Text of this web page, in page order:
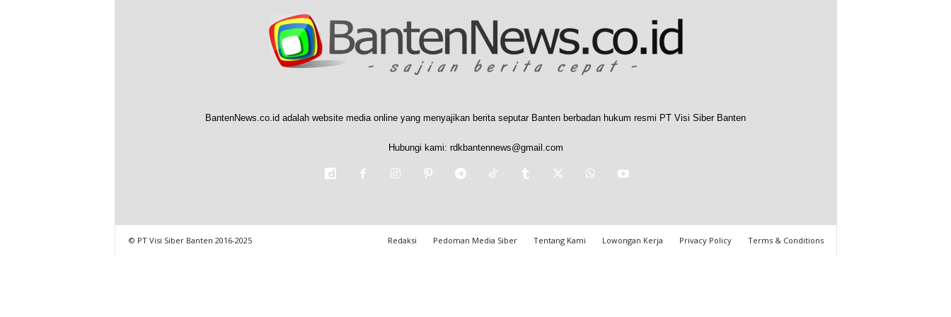
BantenNews.co.id adalah website media online yang menyajikan berita seputar Banten berbadan hukum resmi PT Visi Siber Banten
Hubungi kami: rdkbantennews@gmail.com
Redaksi Pedoman Media Siber Tentang Kami Lowongan Kerja Privacy Policy Terms & Conditions
© PT Visi Siber Banten 2016-2025